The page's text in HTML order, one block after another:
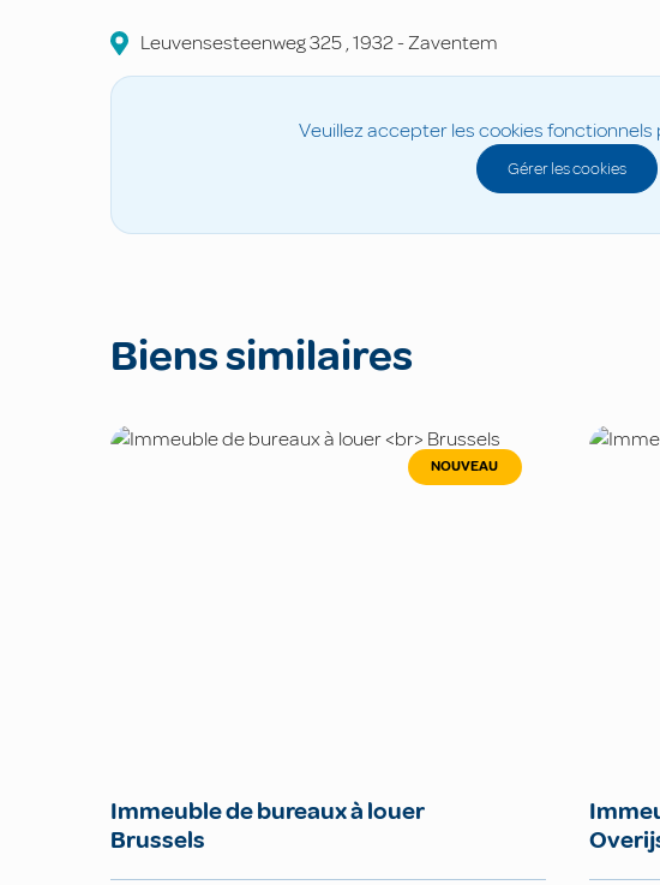
Leuvensesteenweg325,1932-Zaventem
Veuillez accepter les cookies
Gérer les cookies
Biens similaires
NOUVEAU
Immeuble de bureaux à louer
Brussels